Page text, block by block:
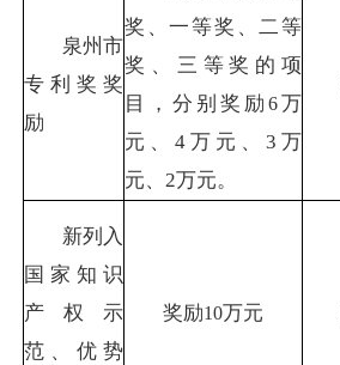
泉州市
专利奖奖
励
奖、一等奖、二等
奖、三等奖的项
目，分别奖励 6万
元、 4 万元、 3 万
元、 2万元。
新列入
国家知识
产权示
范、优势
奖励10万元